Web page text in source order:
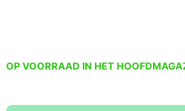
OP VOORRAAD IN HET